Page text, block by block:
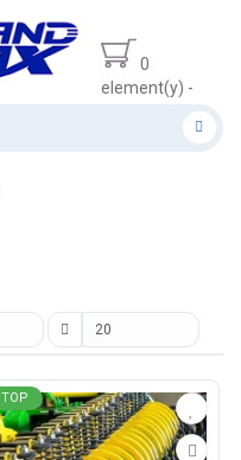
0
element(y) -
TOP